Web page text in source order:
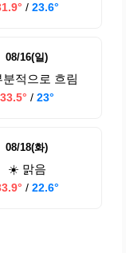
/ 23.6°
08/16(일)
분적으로 흐림
33.5° / 23°
08/18(화)
☀️ 맑음
/ 22.6°